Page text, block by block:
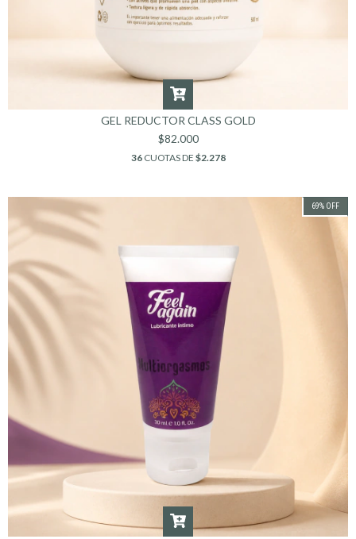
GEL REDUCTOR CLASS GOLD
$82.000
36CUOTAS DE $2.278
69% OFF